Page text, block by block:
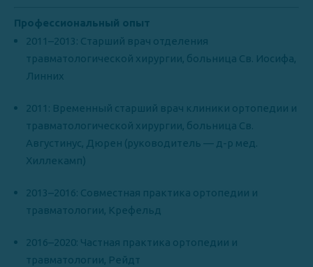
Профессиональный опыт
2011–2013: Старший врач отделения
травматологической хирургии, больница Св. Иосифа,
Линних
2011: Временный старший врач клиники ортопедии и
травматологической хирургии, больница Св.
Августинус, Дюрен (руководитель — д-р мед.
Хиллекамп)
2013–2016: Совместная практика ортопедии и
травматологии, Крефельд
2016–2020: Частная практика ортопедии и
травматологии, Рейдт